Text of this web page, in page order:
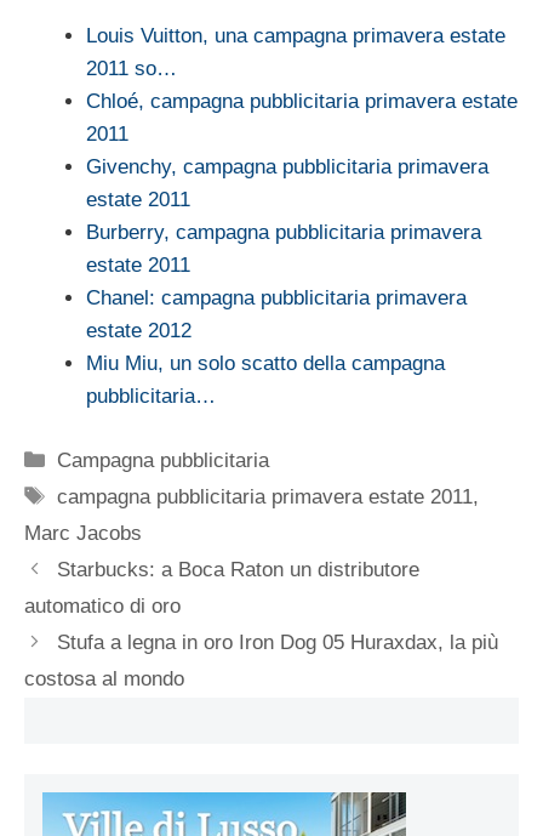
Louis Vuitton, una campagna primavera estate
2011 so…
Chloé, campagna pubblicitaria primavera estate
2011
Givenchy, campagna pubblicitaria primavera
estate 2011
Burberry, campagna pubblicitaria primavera
estate 2011
Chanel: campagna pubblicitaria primavera
estate 2012
Miu Miu, un solo scatto della campagna
pubblicitaria…
Categorie
Campagna pubblicitaria
Tag
campagna pubblicitaria primavera estate 2011,
Marc Jacobs
Starbucks: a Boca Raton un distributore
automatico di oro
Stufa a legna in oro Iron Dog 05 Huraxdax, la più
costosa al mondo